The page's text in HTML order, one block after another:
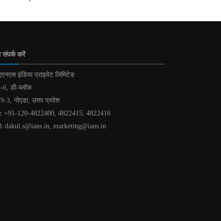
संपर्क करें
इंडिया प्राइवेट लिमिटेड
6, डी-ब्लॉक
3, नोएडा, उत्तर प्रदेश
+91-120-4822400, 4822415, 4822416
dakul.s@ians.in, marketing@ians.in